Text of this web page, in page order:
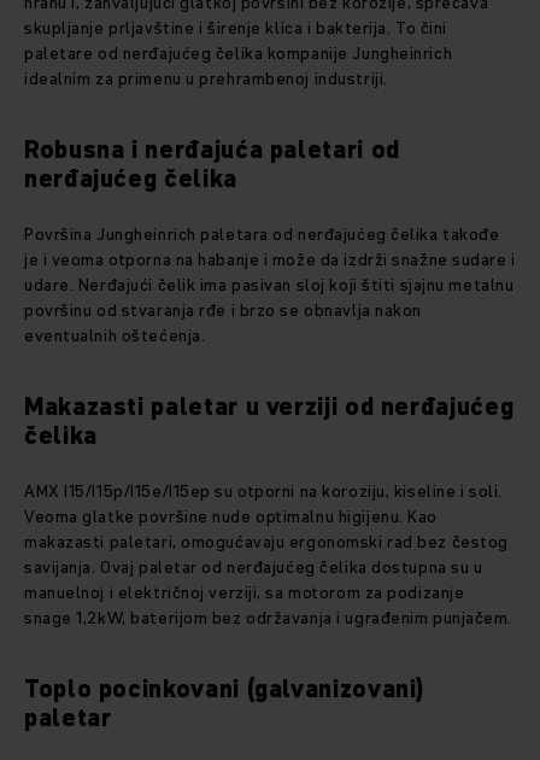
skupljanje prljavštine i širenje klica i bakterija. To čini
paletare od nerđajućeg čelika kompanije Jungheinrich
idealnim za primenu u prehrambenoj industriji.
Robusna i nerđajuća paletari od
nerđajućeg čelika
Površina Jungheinrich paletara od nerđajućeg čelika takođe
je i veoma otporna na habanje i može da izdrži snažne sudare i
udare. Nerđajući čelik ima pasivan sloj koji štiti sjajnu metalnu
površinu od stvaranja rđe i brzo se obnavlja nakon
eventualnih oštećenja.
Makazasti paletar u verziji od nerđajućeg
čelika​
AMX I15/I15p/I15e/I15ep su otporni na koroziju, kiseline i soli.
Veoma glatke površine nude optimalnu higijenu. Kao
makazasti paletari, omogućavaju ergonomski rad bez čestog
savijanja. Ovaj paletar od nerđajućeg čelika dostupna su u
manuelnoj i električnoj verziji, sa motorom za podizanje
snage 1,2kW, baterijom bez održavanja i ugrađenim punjačem.
Toplo pocinkovani (galvanizovani)
paletar